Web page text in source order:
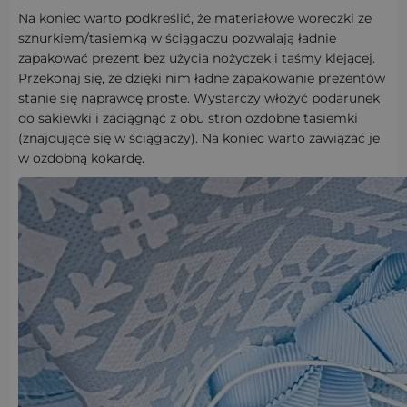
Na koniec warto podkreślić, że materiałowe woreczki ze
sznurkiem/tasiemką w ściągaczu pozwalają ładnie
zapakować prezent bez użycia nożyczek i taśmy klejącej.
Przekonaj się, że dzięki nim ładne zapakowanie prezentów
stanie się naprawdę proste. Wystarczy włożyć podarunek
do sakiewki i zaciągnąć z obu stron ozdobne tasiemki
(znajdujące się w ściągaczy). Na koniec warto zawiązać je
w ozdobną kokardę.